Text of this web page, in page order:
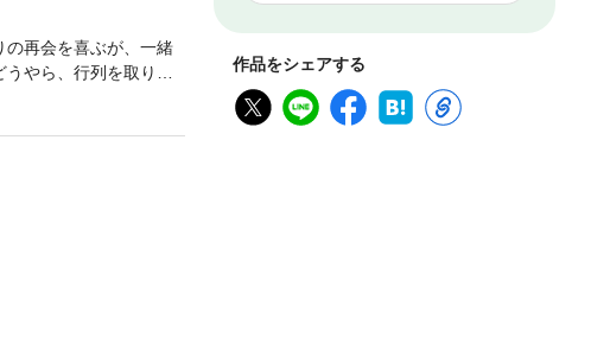
作品をシェアする
の再会を喜ぶが、一緒
やら、行列を取り仕
真相を調べようと動